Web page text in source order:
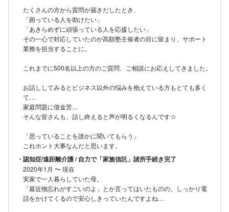
たくさんの方から質問が届きだしたとき、
「困っている人を助けたい」
「あきらめずに頑張っている人を応援したい」
その一心で対応していたのが高額塾主催者の目に留まり、サポート
業務を担当することに。
これまでに500名以上の方のご質問、ご相談にお応えしてきました。
お話ししてみるとビジネス以外の悩みを抱えている方もとても多く
て…
家庭問題に借金苦…
そんな皆さんも、話し終えると声が明るくなるんです☆
「思っていることを誰かに聞いてもらう」
これホント大事なんだと思います。
・認知症/遠距離介護 / 自力で「家族信託」諸所手続き完了
2020年1月 〜現在
実家で一人暮らしていた母。
「最近物忘れがすごいのよ」とか言ってはいたものの、しっかり電
話をかけてくるので安心しきっていたんですよね…